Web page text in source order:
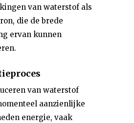
van waterstof als
die de brede
ervan kunnen
van waterstof
aanzienlijke
energie, vaak